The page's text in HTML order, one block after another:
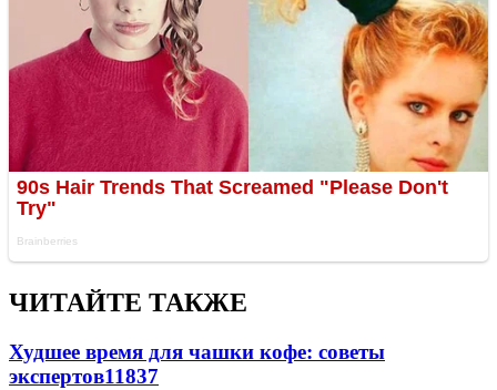
ЧИТАЙТЕ ТАКЖЕ
Худшее время для чашки кофе: советы
экспертов11837